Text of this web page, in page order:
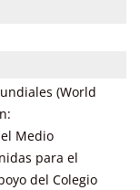
(World
Medio
para el
del Colegio